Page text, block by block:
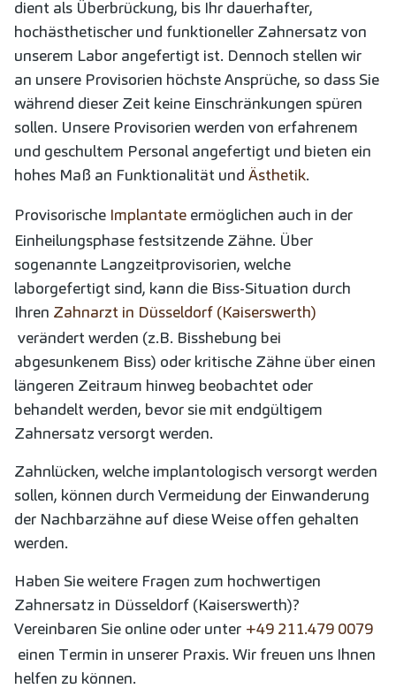
dient als Überbrückung, bis Ihr dauerhafter,
hochästhetischer und funktioneller Zahnersatz von
unserem Labor angefertigt ist. Dennoch stellen wir
an unsere Provisorien höchste Ansprüche, so dass Sie
während dieser Zeit keine Einschränkungen spüren
sollen. Unsere Provisorien werden von erfahrenem
und geschultem Personal angefertigt und bieten ein
hohes Maß an Funktionalität und Ästhetik.
Provisorische Implantate ermöglichen auch in der
Einheilungsphase festsitzende Zähne. Über
sogenannte Langzeitprovisorien, welche
laborgefertigt sind, kann die Biss-Situation durch
Ihren Zahnarzt in Düsseldorf (Kaiserswerth)
verändert werden (z.B. Bisshebung bei
abgesunkenem Biss) oder kritische Zähne über einen
längeren Zeitraum hinweg beobachtet oder
behandelt werden, bevor sie mit endgültigem
Zahnersatz versorgt werden.
Zahnlücken, welche implantologisch versorgt werden
sollen, können durch Vermeidung der Einwanderung
der Nachbarzähne auf diese Weise offen gehalten
werden.
Haben Sie weitere Fragen zum hochwertigen
Zahnersatz in Düsseldorf (Kaiserswerth)?
Vereinbaren Sie online oder unter +49 211.479 0079
einen Termin in unserer Praxis. Wir freuen uns Ihnen
helfen zu können.